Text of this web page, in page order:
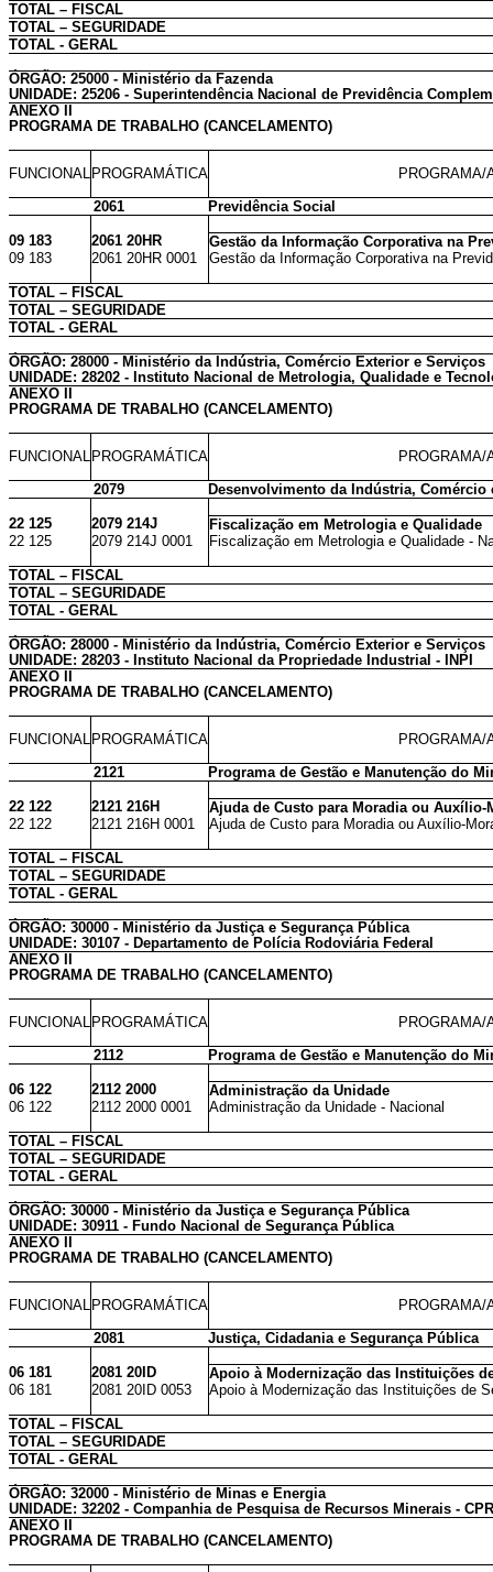
TOTAL – FISCAL
TOTAL – SEGURIDADE
TOTAL - GERAL
ÓRGÃO: 25000 - Ministério da Fazenda
UNIDADE: 25206 - Superintendência Nacional de Previdência
ANEXO II
PROGRAMA DE TRABALHO (CANCELAMENTO)
FUNCIONAL PROGRAMÁTICA
PROGRAMA/
2061
Previdência Social
09 183 2061 20HR
Gestão da Informação Corporativa na
09 183
2061 20HR 0001 Gestão da Informação Corporativa na
TOTAL – FISCAL
TOTAL – SEGURIDADE
TOTAL - GERAL
ÓRGÃO: 28000 - Ministério da Indústria, Comércio Exterior e Serviços
UNIDADE: 28202 - Instituto Nacional de Metrologia, Qualidade e
ANEXO II
PROGRAMA DE TRABALHO (CANCELAMENTO)
FUNCIONAL PROGRAMÁTICA
PROGRAMA/
2079
Desenvolvimento da Indústria, Comércio
22 125 2079 214J
Fiscalização em Metrologia e Qualidade
22 125
2079 214J 0001 Fiscalização em Metrologia e Qualidade -
TOTAL – FISCAL
TOTAL – SEGURIDADE
TOTAL - GERAL
ÓRGÃO: 28000 - Ministério da Indústria, Comércio Exterior e Serviços
UNIDADE: 28203 - Instituto Nacional da Propriedade Industrial - INPI
ANEXO II
PROGRAMA DE TRABALHO (CANCELAMENTO)
FUNCIONAL PROGRAMÁTICA
PROGRAMA/
2121
Programa de Gestão e Manutenção do
22 122 2121 216H
Ajuda de Custo para Moradia ou Auxílio-
22 122
2121 216H 0001 Ajuda de Custo para Moradia ou Auxílio-
TOTAL – FISCAL
TOTAL – SEGURIDADE
TOTAL - GERAL
ÓRGÃO: 30000 - Ministério da Justiça e Segurança Pública
UNIDADE: 30107 - Departamento de Polícia Rodoviária Federal
ANEXO II
PROGRAMA DE TRABALHO (CANCELAMENTO)
FUNCIONAL PROGRAMÁTICA
PROGRAMA/
2112
Programa de Gestão e Manutenção do
06 122 2112 2000
Administração da Unidade
06 122
2112 2000 0001 Administração da Unidade - Nacional
TOTAL – FISCAL
TOTAL – SEGURIDADE
TOTAL - GERAL
ÓRGÃO: 30000 - Ministério da Justiça e Segurança Pública
UNIDADE: 30911 - Fundo Nacional de Segurança Pública
ANEXO II
PROGRAMA DE TRABALHO (CANCELAMENTO)
FUNCIONAL PROGRAMÁTICA
PROGRAMA/
2081
Justiça, Cidadania e Segurança Pública
06 181 2081 20ID
Apoio à Modernização das Instituições
06 181
2081 20ID 0053 Apoio à Modernização das Instituições de
TOTAL – FISCAL
TOTAL – SEGURIDADE
TOTAL - GERAL
ÓRGÃO: 32000 - Ministério de Minas e Energia
UNIDADE: 32202 - Companhia de Pesquisa de Recursos Minerais -
ANEXO II
PROGRAMA DE TRABALHO (CANCELAMENTO)